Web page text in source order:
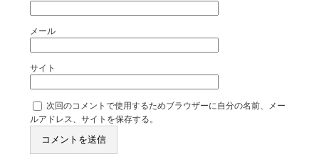
メール
サイト
次回のコメントで使用するためブラウザーに自分の名前、メー
ルアドレス、サイトを保存する。